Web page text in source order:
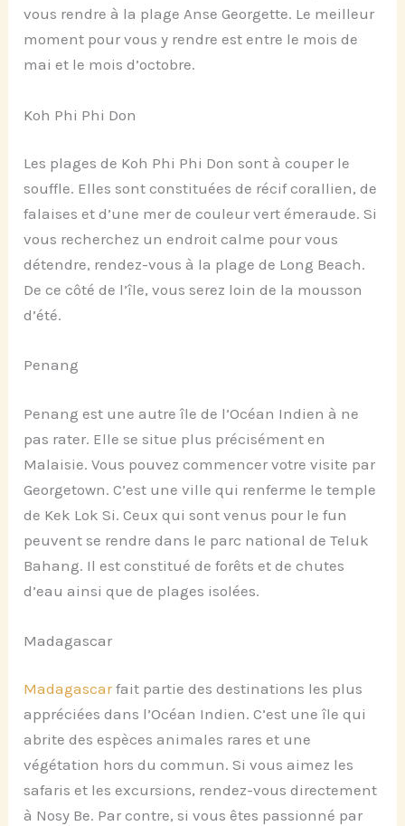
vous rendre à la plage Anse Georgette. Le meilleur
moment pour vous y rendre est entre le mois de
mai et le mois d’octobre.
Koh Phi Phi Don
Les plages de Koh Phi Phi Don sont à couper le
souffle. Elles sont constituées de récif corallien, de
falaises et d’une mer de couleur vert émeraude. Si
vous recherchez un endroit calme pour vous
détendre, rendez-vous à la plage de Long Beach.
De ce côté de l’île, vous serez loin de la mousson
d’été.
Penang
Penang est une autre île de l’Océan Indien à ne
pas rater. Elle se situe plus précisément en
Malaisie. Vous pouvez commencer votre visite par
Georgetown. C’est une ville qui renferme le temple
de Kek Lok Si. Ceux qui sont venus pour le fun
peuvent se rendre dans le parc national de Teluk
Bahang. Il est constitué de forêts et de chutes
d’eau ainsi que de plages isolées.
Madagascar
Madagascarfait partie des destinations les plus
appréciées dans l’Océan Indien. C’est une île qui
abrite des espèces animales rares et une
végétation hors du commun. Si vous aimez les
safaris et les excursions, rendez-vous directement
à Nosy Be. Par contre, si vous êtes passionné par